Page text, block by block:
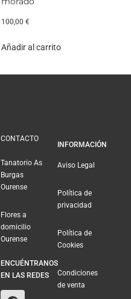
100,00 €
Añadir al carrito
CONTACTO
Tanatorio As
Burgas
Ourense
Flores a
domicilio
Ourense
ENCUÉNTRANOS
EN LAS REDES
INFORMACIÓN
Aviso Legal
Política de
privacidad
Política de
Cookies
Condiciones
de venta